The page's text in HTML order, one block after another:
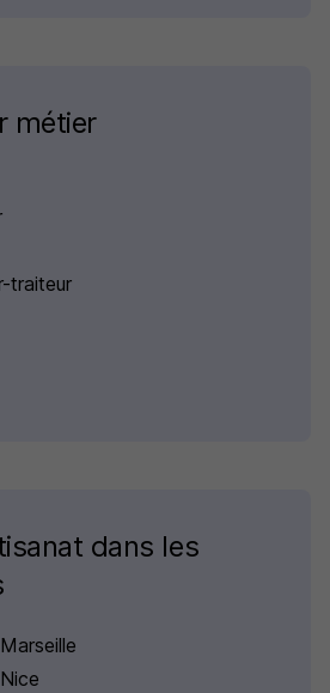
métier
traiteur
dans les